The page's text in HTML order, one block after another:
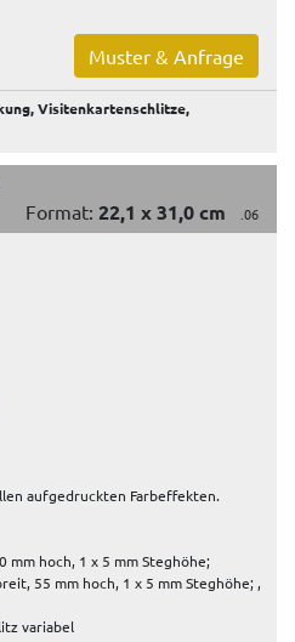
Muster & Anfrage
Visitenkartenschlitze,
Format: 22,1 x 31,0 cm .06
aufgedruckten Farbeffekten.
mm hoch, 1 x 5 mm Steghöhe;
55 mm hoch, 1 x 5 mm Steghöhe; ,
variabel